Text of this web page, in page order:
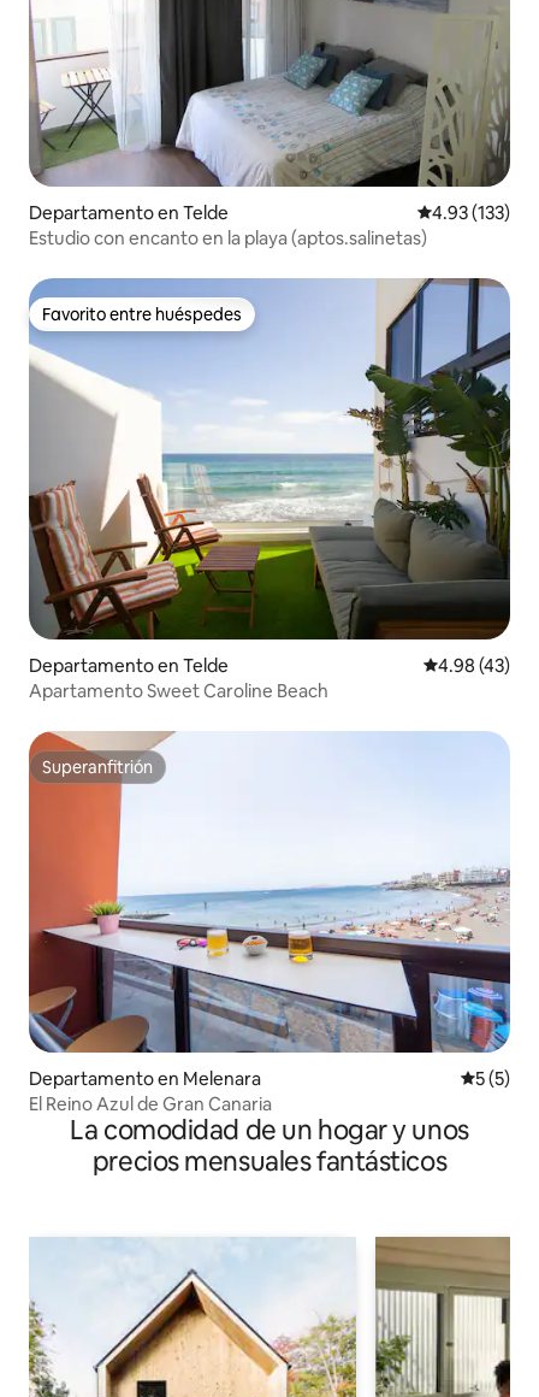
Departamento en Telde Calificación
4.93 (133)
Estudio con encanto en la playa (aptos.salinetas)
Favorito entre huéspedes
Favorito entre huéspedes
Departamento en Telde Calificación
4.98 (43)
Apartamento Sweet Caroline Beach
Superanfitrión
Superanfitrión
Departamento en Melenara
5 (5)
El Reino Azul de Gran Canaria
La comodidad de un hogar y unos
precios mensuales fantásticos